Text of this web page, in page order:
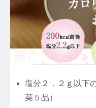
塩分２．２ｇ以下
菜５品）